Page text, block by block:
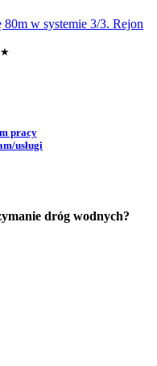
w systemie 3/3. Rejon
doswiadczeniem, na
NOWY SILNIK
pracy
usługi
dróg wodnych?